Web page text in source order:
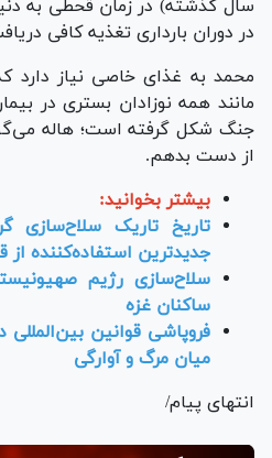
سال گذشته) در زمان قحطی به
در دوران بارداری تغذیه کافی
محمد به غذای خاصی نیاز دارد
مانند همه نوزادان بستری در
جنگ شکل گرفته است؛ هاله
از دست بدهم.
بیشتر بخوانید:
تاریخ تاریک سلاح‌سازی
جدیدترین استفاده‌کننده
سلاح‌سازی رژیم
ساکنان غزه
فروپاشی قوانین بین‌المللی
میان مرگ و آوارگی
انتهای پیام/